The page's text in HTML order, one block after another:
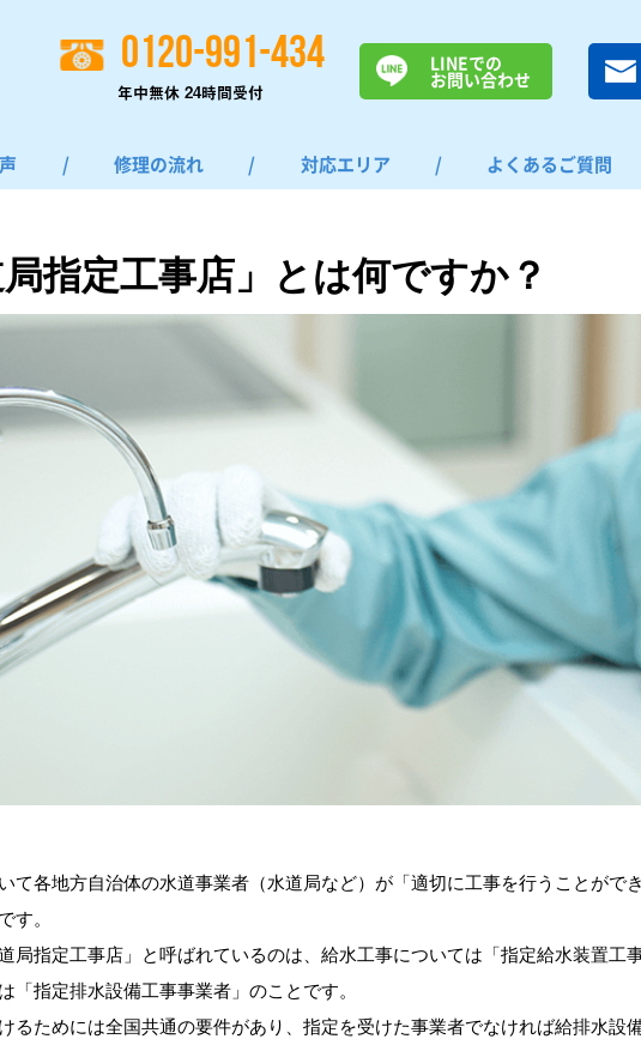
0120-991-434
年中無休 24時間受付
LINEでの
お問い合わせ
/ 修理の流れ / 対応エリア / よくあるご質問
局指定工事店」とは何ですか？
て各地方自治体の水道事業者（水道局など）が「適切に工事を行うことがで
す。
局指定工事店」と呼ばれているのは、給水工事については「指定給水装置工
「指定排水設備工事事業者」のことです。
るためには全国共通の要件があり、指定を受けた事業者でなければ給排水設